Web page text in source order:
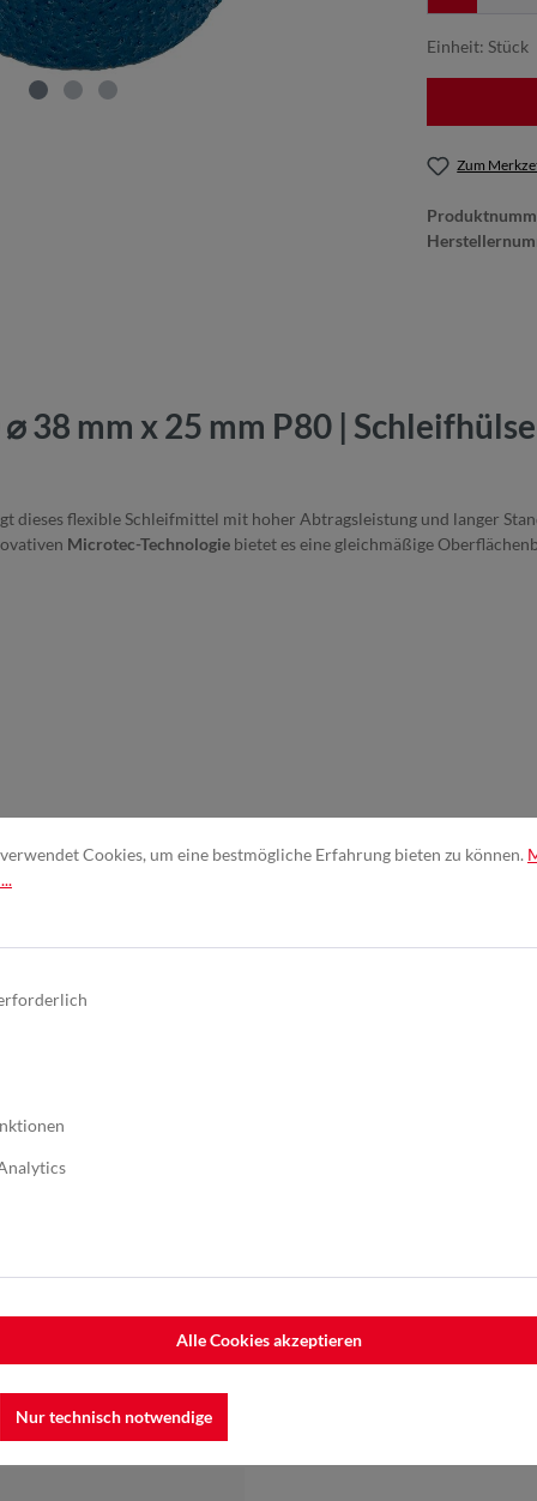
Einheit: Stück
Zum
mm x 25 mm P80 |
flexible Schleifmittel mit hoher Abtragsleistung und langer
Microtec-Technologie bietet es eine gleichmäßige
& niedriglegierten Stählen
Cookies, um eine bestmögliche Erfahrung bieten zu können.
Alle Cookies akzeptieren
Nur technisch notwendige